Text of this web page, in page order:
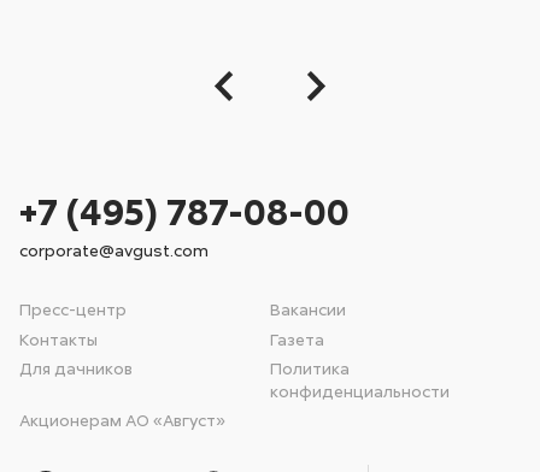
Пресс-центр
Вакансии
Контакты
Газета
Для дачников
Политика
конфиденциальности
Акционерам АО «Август»
+7 (495) 787-08-00
corporate@avgust.com